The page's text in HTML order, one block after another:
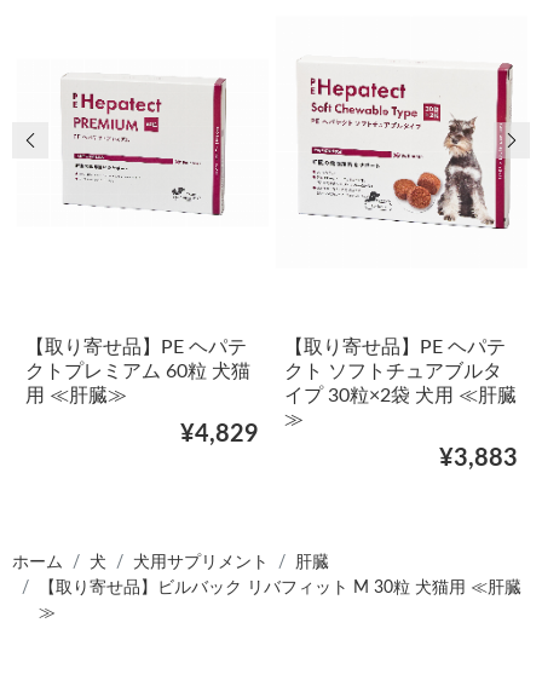
【取り寄せ品】PE ヘパテ
クトプレミアム 60粒 犬猫
用 ≪肝臓≫
¥4,829
【取り寄せ品】PE ヘパテ
クト ソフトチュアブルタ
イプ 30粒×2袋 犬用 ≪肝臓
≫
¥3,883
前の画像 次
ホーム 犬 犬用サプリメント
肝臓
【取り寄せ品】ビルバック リバフィット M 30粒 犬猫用 ≪肝臓
≫